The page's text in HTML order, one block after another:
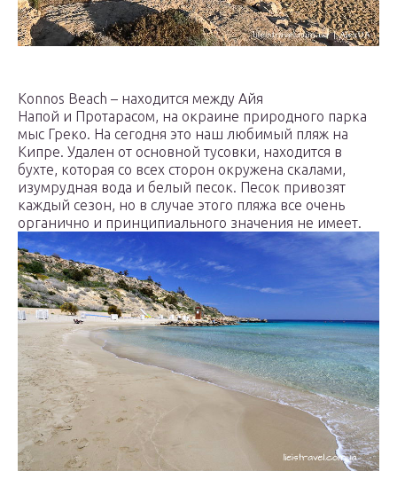
Konnos Beach – находится между Айя
Напой и Протарасом, на окраине природного парка
мыс Греко. На сегодня это наш любимый пляж на
Кипре. Удален от основной тусовки, находится в
бухте, которая со всех сторон окружена скалами,
изумрудная вода и белый песок. Песок привозят
каждый сезон, но в случае этого пляжа все очень
органично и принципиального значения не имеет.